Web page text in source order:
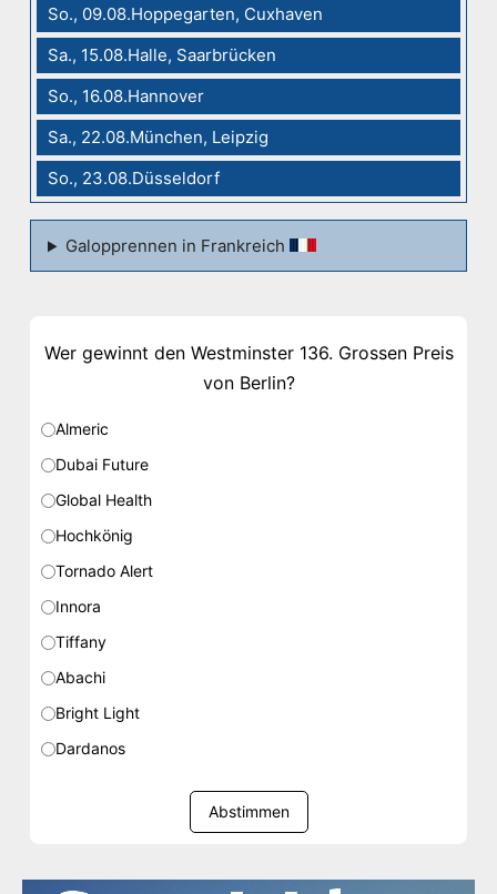
So., 09.08.Hoppegarten, Cuxhaven
Sa., 15.08.Halle, Saarbrücken
So., 16.08.Hannover
Sa., 22.08.München, Leipzig
So., 23.08.Düsseldorf
Galopprennen in Frankreich
Wer gewinnt den Westminster 136. Grossen Preis
von Berlin?
Almeric
Dubai Future
Global Health
Hochkönig
Tornado Alert
Innora
Tiffany
Abachi
Bright Light
Dardanos
Abstimmen